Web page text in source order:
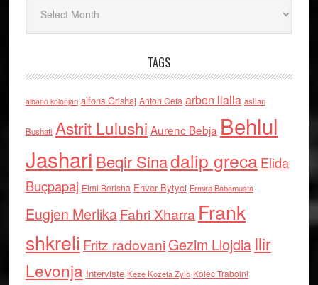
TAGS
albano kolonjari alfons Grishaj Anton Cefa arben llalla asllan
Bushati Astrit Lulushi Aurenc Bebja Behlul
Jashari Beqir Sinadalip grecaElida
Buçpapaj Elmi Berisha Enver Bytyci Ermira Babamusta
Eugjen MerlikaFahri Xharra Frank
shkreli Fritz radovaniGezim Llojdia Ilir
Levonja Interviste Keze Kozeta Zylo Kolec Traboini